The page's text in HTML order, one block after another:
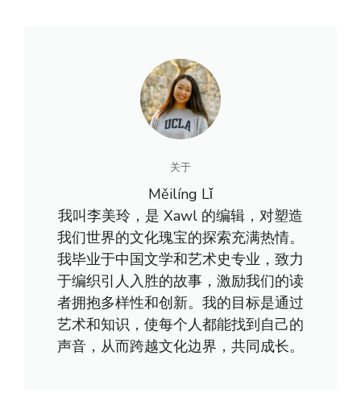
关于
Měilíng Lǐ
我叫李美玲，是 Xawl 的编辑，对塑造
我们世界的文化瑰宝的探索充满热情。
我毕业于中国文学和艺术史专业，致力
于编织引人入胜的故事，激励我们的读
者拥抱多样性和创新。我的目标是通过
艺术和知识，使每个人都能找到自己的
声音，从而跨越文化边界，共同成长。